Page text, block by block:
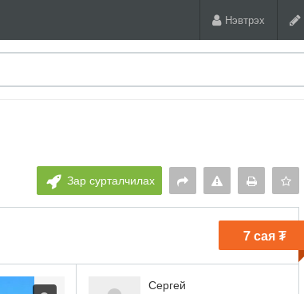
Нэвтрэх
Зар сурталчилах
7 сая ₮
Сергей